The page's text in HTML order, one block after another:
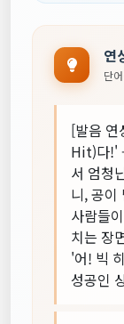
연
단
[발음
Hit)다!'
서 엄청
니, 공이
사람들
치는 장
'어! 빅
성공인